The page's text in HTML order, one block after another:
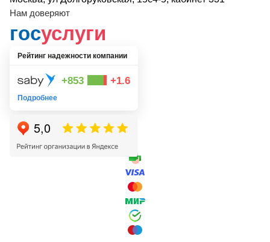
Нам доверяют
госуслуги
Рейтинг надежности компании
+853 +1.6
Подробнее